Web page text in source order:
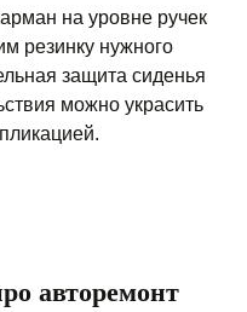
на уровне ручек
резинку нужного
защита сиденья
можно украсить
авторемонт